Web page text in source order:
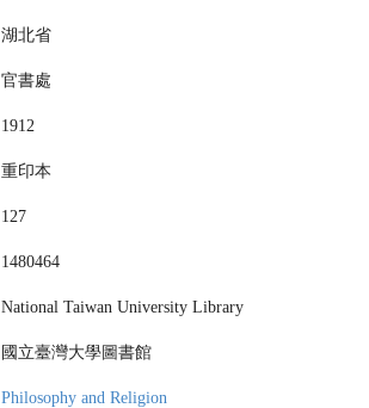
湖北省
官書處
1912
重印本
127
1480464
National Taiwan University Library
國立臺灣大學圖書館
Philosophy and Religion